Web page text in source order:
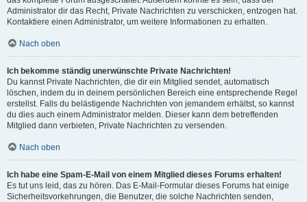
Administrator dir das Recht, Private Nachrichten zu verschicken, entzogen hat.
Kontaktiere einen Administrator, um weitere Informationen zu erhalten.
Nach oben
Ich bekomme ständig unerwünschte Private Nachrichten!
Du kannst Private Nachrichten, die dir ein Mitglied sendet, automatisch
löschen, indem du in deinem persönlichen Bereich eine entsprechende Regel
erstellst. Falls du belästigende Nachrichten von jemandem erhältst, so kannst
du dies auch einem Administrator melden. Dieser kann dem betreffenden
Mitglied dann verbieten, Private Nachrichten zu versenden.
Nach oben
Ich habe eine Spam-E-Mail von einem Mitglied dieses Forums erhalten!
Es tut uns leid, das zu hören. Das E-Mail-Formular dieses Forums hat einige
Sicherheitsvorkehrungen, die Benutzer, die solche Nachrichten senden,